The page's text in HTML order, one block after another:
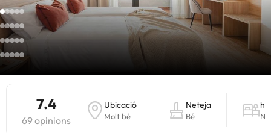
7.4
69 opinions
Ubicació
Molt bé
Neteja
Bé